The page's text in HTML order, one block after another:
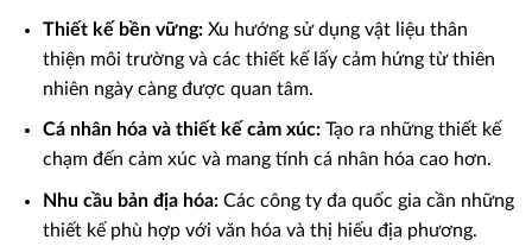
Thiết kế bền vững:Xu hướng sử dụng vật liệu thân
thiện môi trường và các thiết kế lấy cảm hứng từ thiên
nhiên ngày càng được quan tâm.
Cá nhân hóa và thiết kế cảm xúc:Tạo ra những thiết kế
chạm đến cảm xúc và mang tính cá nhân hóa cao hơn.
Nhu cầu bản địa hóa:Các công ty đa quốc gia cần những
thiết kế phù hợp với văn hóa và thị hiếu địa phương.